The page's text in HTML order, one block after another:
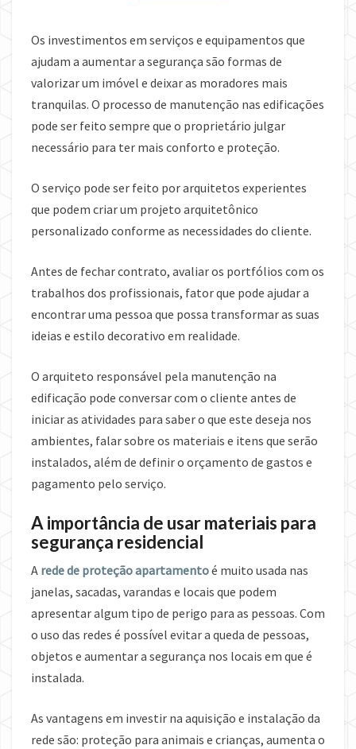
Os investimentos em serviços e equipamentos que
ajudam a aumentar a segurança são formas de
valorizar um imóvel e deixar as moradores mais
tranquilas. O processo de manutenção nas edificações
pode ser feito sempre que o proprietário julgar
necessário para ter mais conforto e proteção.
O serviço pode ser feito por arquitetos experientes
que podem criar um projeto arquitetônico
personalizado conforme as necessidades do cliente.
Antes de fechar contrato, avaliar os portfólios com os
trabalhos dos profissionais, fator que pode ajudar a
encontrar uma pessoa que possa transformar as suas
ideias e estilo decorativo em realidade.
O arquiteto responsável pela manutenção na
edificação pode conversar com o cliente antes de
iniciar as atividades para saber o que este deseja nos
ambientes, falar sobre os materiais e itens que serão
instalados, além de definir o orçamento de gastos e
pagamento pelo serviço.
A importância de usar materiais para
segurança residencial
A rede de proteção apartamentoé muito usada nas
janelas, sacadas, varandas e locais que podem
apresentar algum tipo de perigo para as pessoas. Com
o uso das redes é possível evitar a queda de pessoas,
objetos e aumentar a segurança nos locais em que é
instalada.
As vantagens em investir na aquisição e instalação da
rede são: proteção para animais e crianças, aumenta o